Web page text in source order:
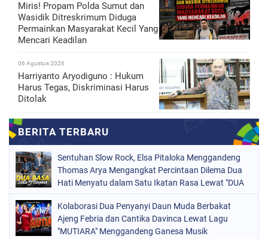
Miris! Propam Polda Sumut dan
Wasidik Ditreskrimum Diduga
Permainkan Masyarakat Kecil Yang
Mencari Keadilan
06 Agustus 2026
Harriyanto Aryodiguno : Hukum
Harus Tegas, Diskriminasi Harus
Ditolak
Sentuhan Slow Rock, Elsa Pitaloka Menggandeng
Thomas Arya Mengangkat Percintaan Dilema Dua
Hati Menyatu dalam Satu Ikatan Rasa Lewat "DUA
Kolaborasi Dua Penyanyi Daun Muda Berbakat
Ajeng Febria dan Cantika Davinca Lewat Lagu
"MUTIARA" Menggandeng Ganesa Musik